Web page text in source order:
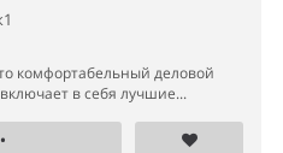
комфортабельный деловой
в себя лучшие...